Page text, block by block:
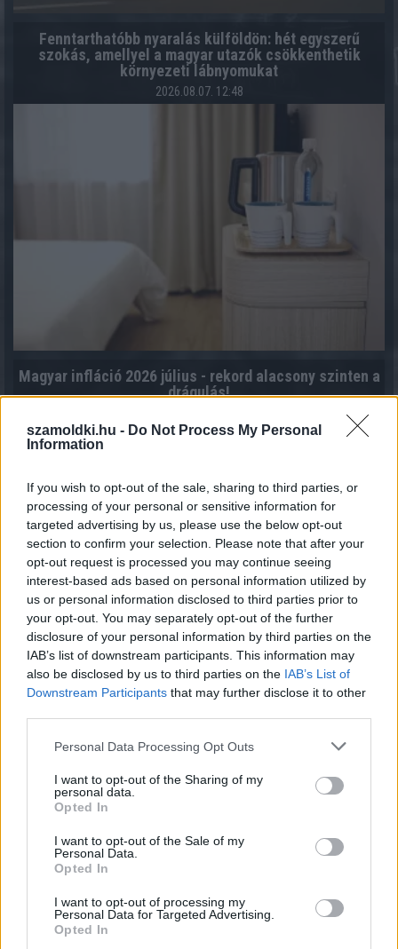
szamoldki.hu - Do Not Process My Personal
Information
If you wish to opt-out of the sale, sharing to third parties, or
processing of your personal or sensitive information for
targeted advertising by us, please use the below opt-out
section to confirm your selection. Please note that after your
opt-out request is processed you may continue seeing
interest-based ads based on personal information utilized by
us or personal information disclosed to third parties prior to
your opt-out. You may separately opt-out of the further
disclosure of your personal information by third parties on the
IAB’s list of downstream participants. This information may
also be disclosed by us to third parties on the IAB’s List of
Downstream Participants that may further disclose it to other
Please note that this website/app uses one or more Google
not limited to your visit or usage behaviour. You may click to
grant or deny consent to Google and its third-party tags to
use your data for below specified purposes in below Google
consent section.
Personal Data Processing Opt Outs
I want to opt-out of the Sharing of my
personal data.
Opted In
I want to opt-out of the Sale of my
Personal Data.
Opted In
I want to opt-out of processing my
Personal Data for Targeted Advertising.
Opted In
Fenntarthatóbb nyaralás külföldön: hét egyszerű
szokás, amellyel a magyar utazók csökkenthetik
környezeti lábnyomukat
2026.08.07. 12:48
Magyar infláció 2026 július - rekord alacsony szinten a
drágulás!
A hazai vegyipar 200 MW-al csökkentette